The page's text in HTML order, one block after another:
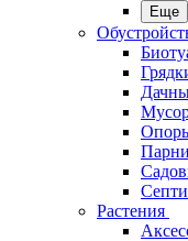
Еще
Растения